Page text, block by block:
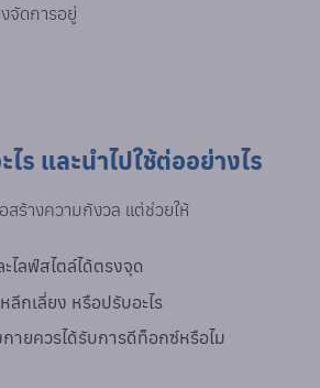
จัดการอยู่
ไร และนำไปใช้ต่ออย่างไร
สร้างความกังวล แต่ช่วยให้
ไลฟ์สไตล์ได้ตรงจุด
ลีกเลี่ยง หรือปรับอะไร
กายควรได้รับการดีท็อกซ์หรือไม